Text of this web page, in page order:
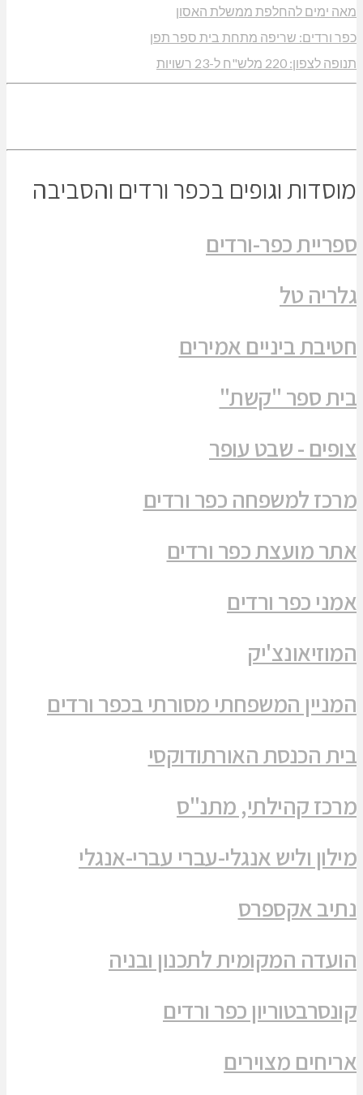
מאה ימים להחלפת ממשלת האסון
כפר ורדים: שריפה מתחת בית ספר תפן
תנופה לצפון: 220 מלש"ח ל-23 רשויות
מוסדות וגופים בכפר ורדים והסביבה
ספריית כפר-ורדים
גלריה טל
חטיבת ביניים אמירים
בית ספר "קשת"
צופים - שבט עופר
מרכז למשפחה כפר ורדים
אתר מועצת כפר ורדים
אמני כפר ורדים
המוזיאונצ'יק
המניין המשפחתי מסורתי בכפר ורדים
בית הכנסת האורתודוקסי
מרכז קהילתי, מתנ"ס
מילון וליש אנגלי-עברי עברי-אנגלי
נתיב אקספרס
הועדה המקומית לתכנון ובניה
קונסרבטוריון כפר ורדים
אריחים מצוירים